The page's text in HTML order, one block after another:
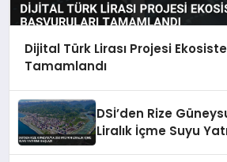
Dijital Türk Lirası Projesi
Tamamlandı
DSİ’den Rize
Liralık İçme Suyu